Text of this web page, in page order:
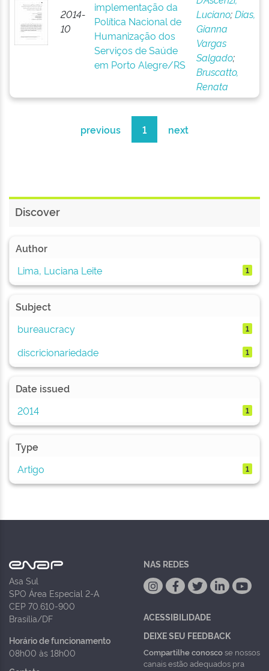
2014-
10
implementação da
Política Nacional de
Humanização dos
Serviços de Saúde
em Porto Alegre/RS
Luciano;Dias,
Gianna
Vargas
Salgado;
Bruscatto,
Renata
previous 1 next
Discover
Author
Lima, Luciana Leite
1
Subject
bureaucracy
1
discricionariedade 1
Date issued
2014
1
Type
Artigo
1
Asa Sul
SPO Área Especial 2-A
CEP 70.610-900
Brasília/DF
Horário de funcionamento
08h00 às 18h00
NAS REDES
ACESSIBILIDADE
DEIXE SEU FEEDBACK
Compartilhe conoscose nossos
canais estão adequados pra